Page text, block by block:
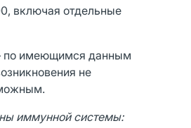
включая отдельные
по имеющимся данным
не
иммунной системы: